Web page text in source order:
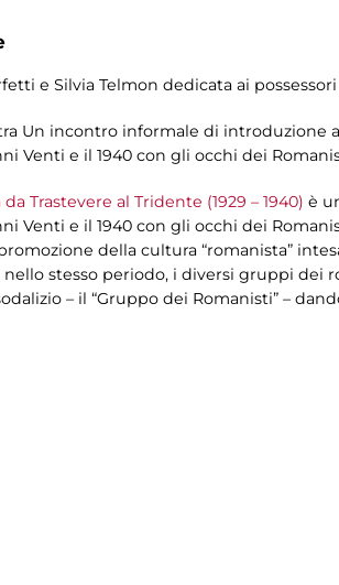
e Silvia Telmon dedicata ai
Un incontro informale di introduzione
Venti e il 1940 con gli occhi dei
Trastevere al Tridente (1929 – 1940) è
Venti e il 1940 con gli occhi dei
della cultura “romanista”
stesso periodo, i diversi gruppi
– il “Gruppo dei Romanisti” –